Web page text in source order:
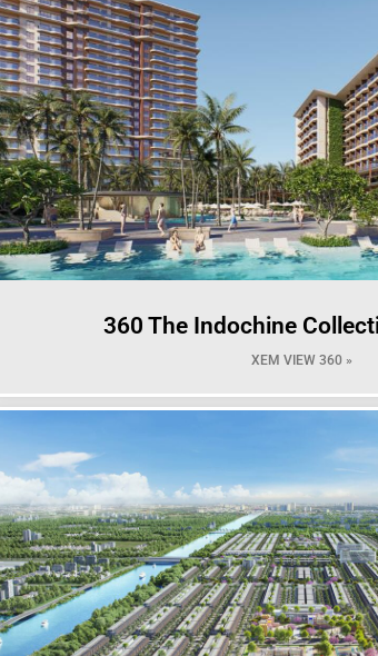
360 The Indochine
XEM VIEW 360 »